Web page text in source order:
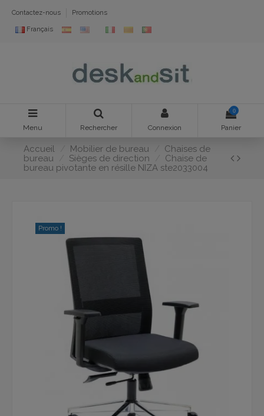
Contactez-nous Promotions
Français
Menu Rechercher Connexion
0
Panier
Accueil Mobilier de bureau
Chaises de
bureau
Sièges de direction
Chaise de
bureau pivotante en résille NIZA ste2033004
Promo !